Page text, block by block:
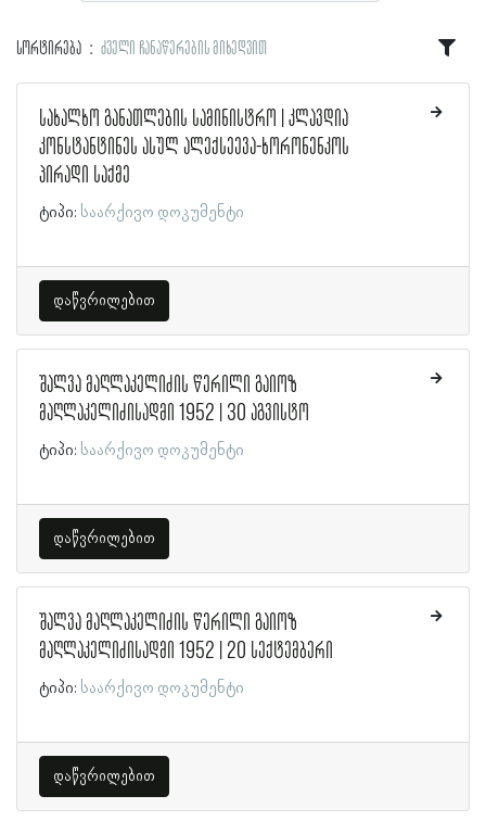
სორტირება ძველი ჩანაწერების მიხედვით
სახალხო განათლების სამინისტრო | კლავდია
კონსტანტინეს ასულ ალექსეევა-ხორონენკოს
პირადი საქმე
ტიპი: საარქივო დოკუმენტი
დაწვრილებით
შალვა მაღლაკელიძის წერილი გაიოზ
მაღლაკელიძისადმი 1952 | 30 აგვისტო
ტიპი: საარქივო დოკუმენტი
დაწვრილებით
შალვა მაღლაკელიძის წერილი გაიოზ
მაღლაკელიძისადმი 1952 | 20 სექტემბერი
ტიპი: საარქივო დოკუმენტი
დაწვრილებით